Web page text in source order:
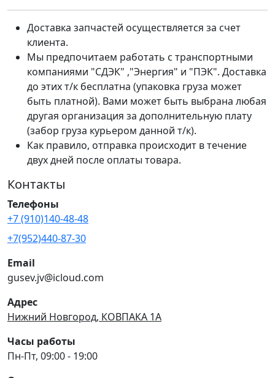
Доставка запчастей осуществляется за счет
клиента.
Мы предпочитаем работать с транспортными
компаниями "СДЭК" ,"Энергия" и "ПЭК". Доставка
до этих т/к бесплатна (упаковка груза может
быть платной). Вами может быть выбрана любая
другая организация за дополнительную плату
(забор груза курьером данной т/к).
Как правило, отправка происходит в течение
двух дней после оплаты товара.
Контакты
Телефоны
+7 (910)140-48-48
+7(952)440-87-30
Email
gusev.jv@icloud.com
Адрес
Нижний Новгород, КОВПАКА 1А
Часы работы
Пн-Пт, 09:00 - 19:00